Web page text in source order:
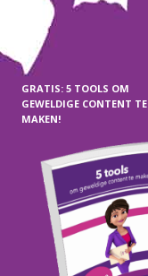
GRATIS: 5 TOOLS OM
GEWELDIGE CONTENT TE
MAKEN!